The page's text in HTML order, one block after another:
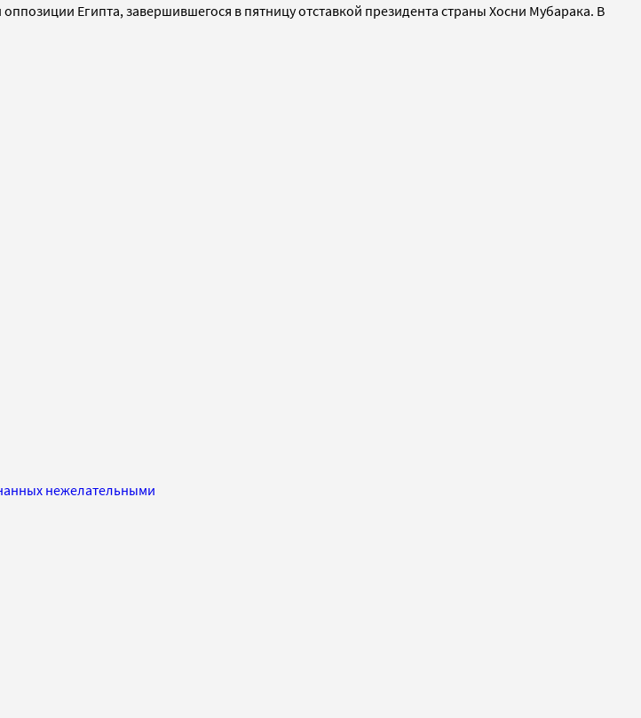
Египта, завершившегося в пятницу отставкой президента страны Хосни Мубарака. В
нежелательными